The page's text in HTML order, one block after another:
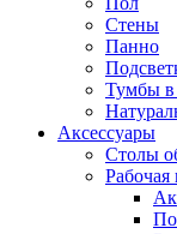
Стены
Панно
Тумбы
Аксессуары
Столы
Рабочая